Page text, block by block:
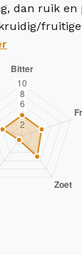
dan ruik en